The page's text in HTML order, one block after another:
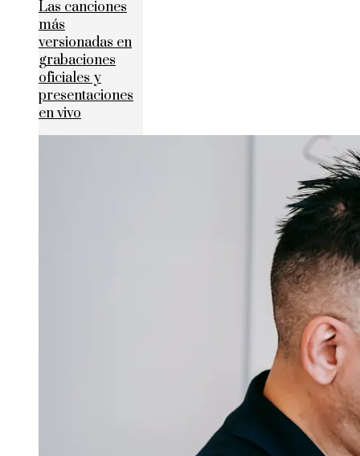
Las canciones
más
versionadas en
grabaciones
oficiales y
presentaciones
en vivo